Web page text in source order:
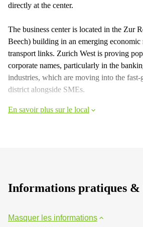
directly at the center.
The business center is located in the Zur
Beech) building in an emerging economic
transport links. Zurich West is proving
corporate names, particularly in the
industries, which are moving into the fast-
district alongside SMEs.
En savoir plus sur le local
Informations pratiques &
Masquer les informations